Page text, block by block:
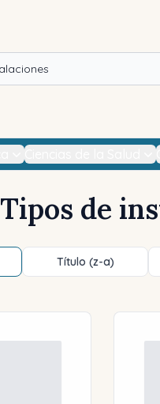
Tipos de
Título (z-a)